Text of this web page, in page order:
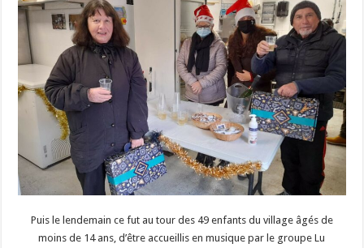
Puis le lendemain ce fut au tour des 49 enfants du village âgés de
moins de 14 ans, d’être accueillis en musique par le groupe Lu